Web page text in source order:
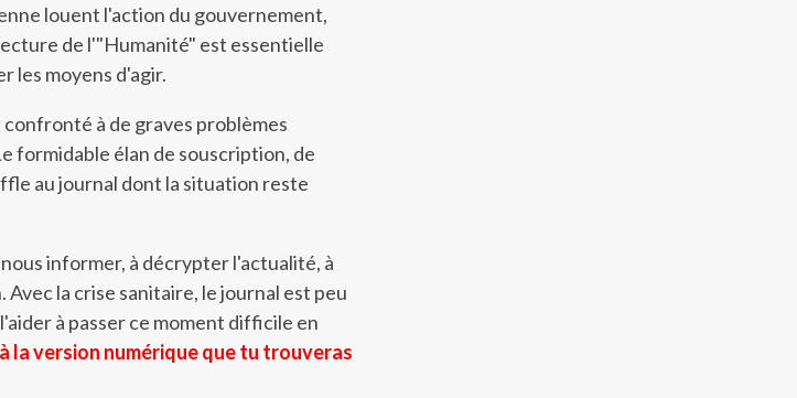
louent l'action du gouvernement,
de l'"Humanité" est essentielle
les moyens d'agir.
à de graves problèmes
formidable élan de souscription, de
au journal dont la situation reste
informer, à décrypter l'actualité, à
la crise sanitaire, le journal est peu
à passer ce moment difficile en
la version numérique que tu trouveras